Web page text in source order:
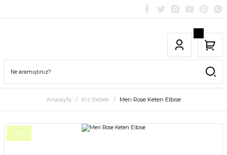
Anasayfa Kız Bebek Meri Rose Keten Elbise
YENİ